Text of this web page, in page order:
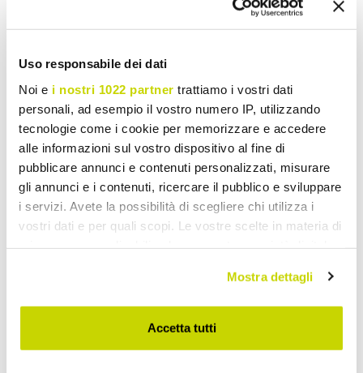
Uso responsabile dei dati
Noi e i nostri 1022 partner trattiamo i vostri dati
personali, ad esempio il vostro numero IP, utilizzando
tecnologie come i cookie per memorizzare e accedere
alle informazioni sul vostro dispositivo al fine di
pubblicare annunci e contenuti personalizzati, misurare
gli annunci e i contenuti, ricercare il pubblico e sviluppare
i servizi. Avete la possibilità di scegliere chi utilizza i
vostri dati e per quali scopi. Le vostre scelte in materia di
modificare o revocare il proprio consenso in qualsiasi
momento dalla Dichiarazione sui cookie o facendo clic
sull'icona di attivazione della privacy.
Mostra dettagli
Accetta tutti
- 20%
Lei 10.948,36 Lei 13.685,42
- 20%
din piele ecologica sau
Generus
din piele ecologică sau
țesătură Made Italy - pernă